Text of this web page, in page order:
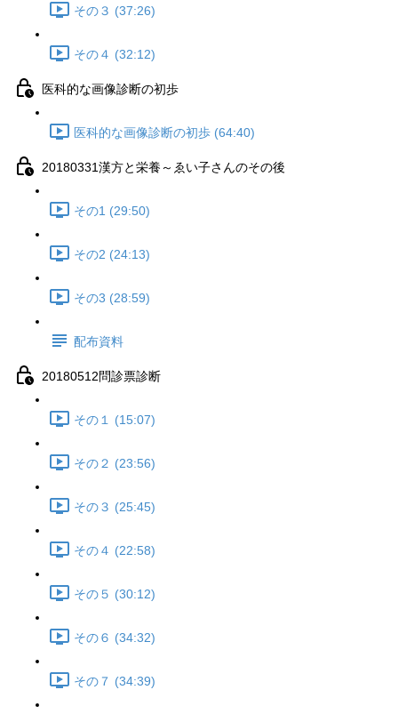
その３ (37:26)
その４ (32:12)
医科的な画像診断の初歩
医科的な画像診断の初歩 (64:40)
20180331漢方と栄養～ゑい子さんのその後
その1 (29:50)
その2 (24:13)
その3 (28:59)
配布資料
20180512問診票診断
その１ (15:07)
その２ (23:56)
その３ (25:45)
その４ (22:58)
その５ (30:12)
その６ (34:32)
その７ (34:39)